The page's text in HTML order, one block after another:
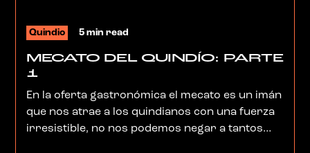
Quindio 5 min read
MECATO DEL QUINDÍO: PARTE
1
En la oferta gastronómica el mecato es un imán
que nos atrae a los quindianos con una fuerza
irresistible, no nos podemos negar a tantos